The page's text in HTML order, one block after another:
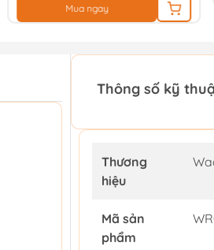
Mua ngay
Thông số kỹ
Thương
hiệu
Mã sản
phẩm